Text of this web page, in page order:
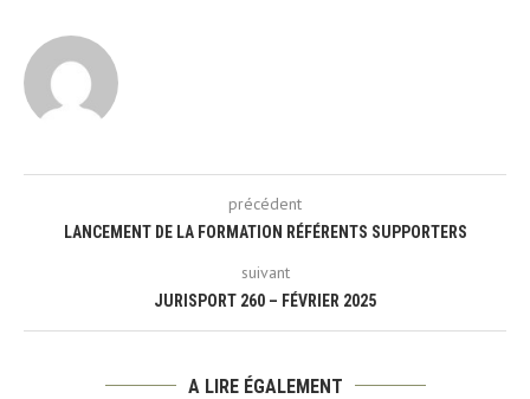
précédent
LANCEMENT DE LA FORMATION RÉFÉRENTS SUPPORTERS
suivant
JURISPORT 260 – FÉVRIER 2025
A LIRE ÉGALEMENT